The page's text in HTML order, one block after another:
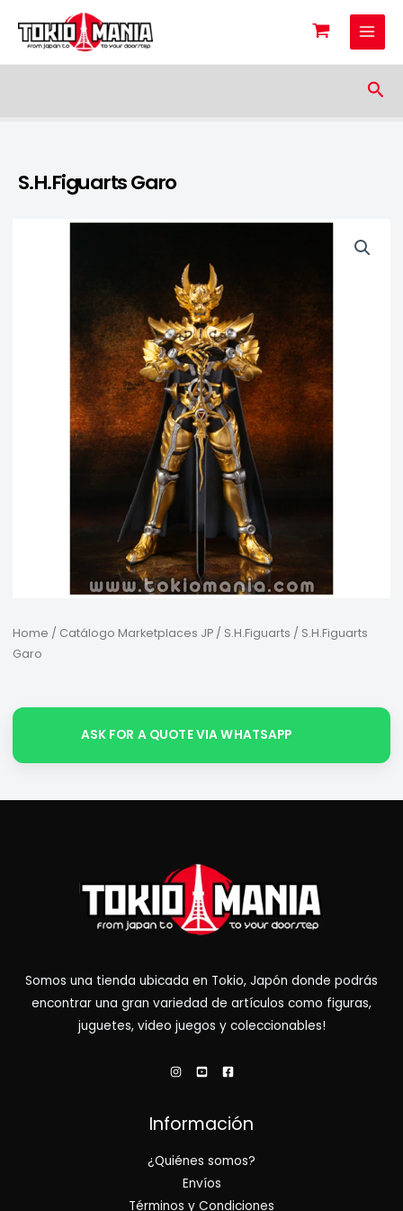
Skip to content
S.H.Figuarts Garo
Home / Catálogo Marketplaces JP/ S.H.Figuarts / S.H.Figuarts
Garo
ASK FOR A QUOTE VIA WHATSAPP
Somos una tienda ubicada en Tokio, Japón donde podrás
encontrar una gran variedad de artículos como figuras,
juguetes, video juegos y coleccionables!
Información
¿Quiénes somos?
Envíos
Términos y Condiciones